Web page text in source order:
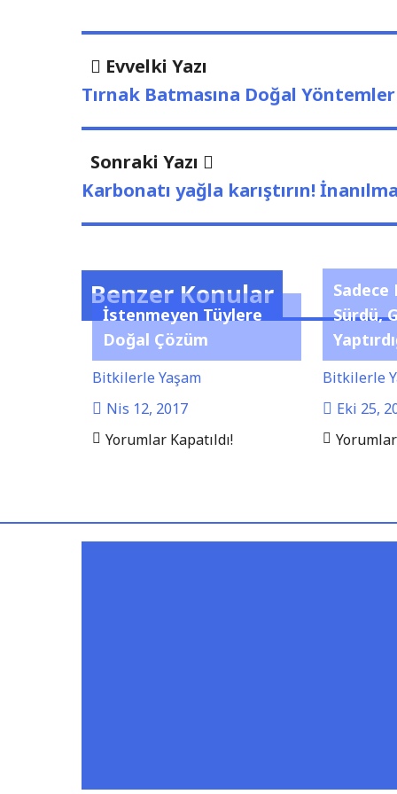
Yazı
dolaşımı
Evvelki Yazı
Yazı
Tırnak Batmasına Doğal Yöntemler
Sonraki Yazı
Yazı:
Karbonatı yağla karıştırın!
Benzer Konular
İstenmeyen Tüylere
Doğal Çözüm
Bitkilerle Yaşam
Nis 12, 2017
Yorumlar Kapatıldı!
Sadece
Sürdü,
Bitkilerle
Eki 25,